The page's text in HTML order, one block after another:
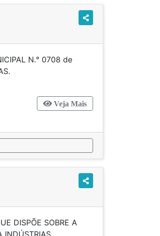
N.° 0708 de
Veja Mais
DISPÕE SOBRE A
INDÚSTRIAS,